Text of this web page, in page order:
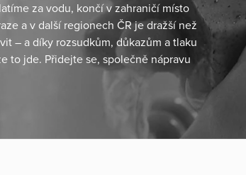
za vodu, končí v zahraničí místo
a v další regionech ČR je dražší než
– a díky rozsudkům, důkazům a tlaku
to jde. Přidejte se, společně nápravu